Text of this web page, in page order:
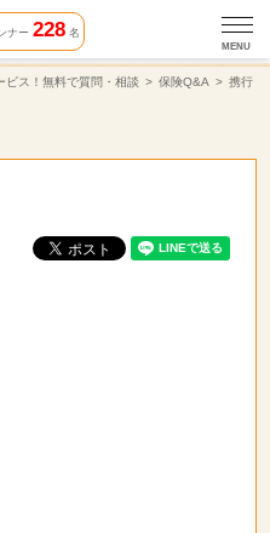
ナー 228名
MENU
ビス！無料で質問・相談 保険Q&A
携行